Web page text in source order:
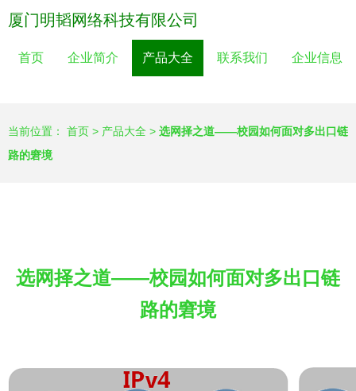
厦门明韬网络科技有限公司
首页 企业简介 产品大全 联系我们 企业信息
当前位置： 首页 > 产品大全 > 选网择之道——校园如何面对多出口链
路的窘境
选网择之道——校园如何面对多出口链
路的窘境